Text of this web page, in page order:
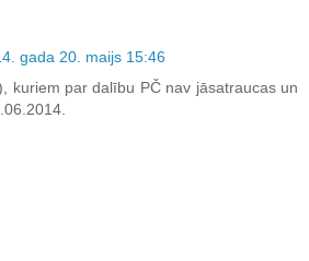
gada 20. maijs 15:46
kuriem par dalību PČ nav jāsatraucas un